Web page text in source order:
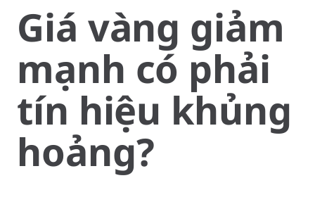
Giá vàng giảm
mạnh có phải
tín hiệu khủng
hoảng?